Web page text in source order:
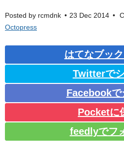
Posted by rcmdnk 23 Dec 2014
Octopress
はてなブッ
Twitterで
Facebookで
Pocketに
feedlyでフ